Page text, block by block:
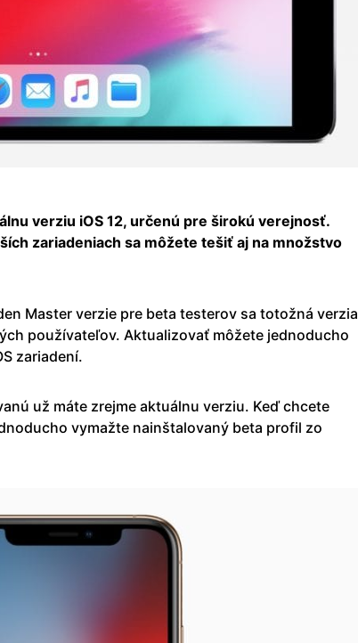
verziu iOS 12, určenú pre širokú verejnosť.
zariadeniach sa môžete tešiť aj na množstvo
Master verzie pre beta testerov sa totožná verzia
používateľov. Aktualizovať môžete jednoducho
zariadení.
už máte zrejme aktuálnu verziu. Keď chcete
vymažte nainštalovaný beta profil zo